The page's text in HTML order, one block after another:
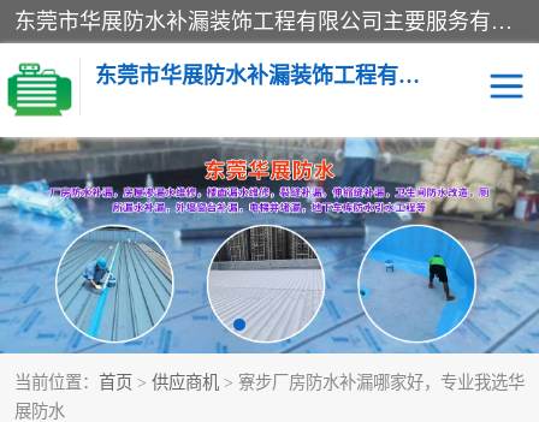
东莞市华展防水补漏装饰工程有限公司主要服务有：东莞防水补漏，东莞厂房防水补漏，东莞房屋渗漏水维修，楼面漏水维修，裂缝补漏，伸缩缝补漏，卫生间防水改造，厕所漏水补漏，外墙窗台补漏，电梯井堵漏，地下车库防水引水工程等
东莞市华展防水补漏装饰工程有限公司
当前位置： 首页 > 供应商机 > 寮步厂房防水补漏哪家好，专业我选华
展防水
楼面防水补漏 外墙防水补漏
阳台卫生间防水补漏 地下室防水补漏
金属房搭建及补漏